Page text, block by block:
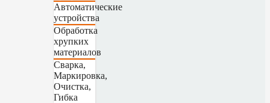
Автоматические
устройства
Обработка
хрупких
материалов
Сварка,
Маркировка,
Очистка,
Гибка